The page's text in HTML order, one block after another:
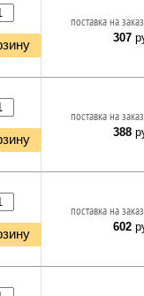
поставка на
307
поставка на
388
поставка на
602